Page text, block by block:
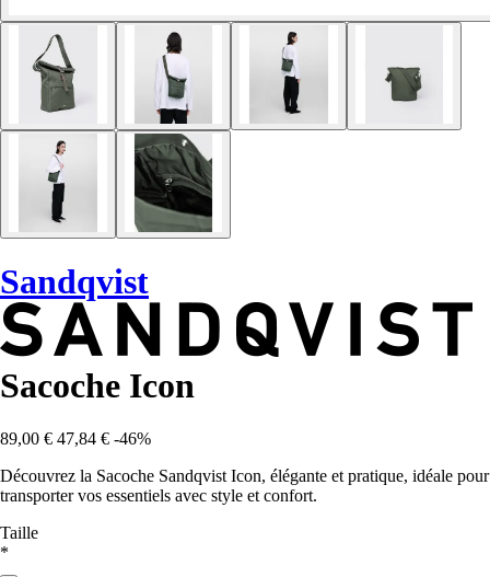
Sandqvist
Sacoche Icon
89,00 € 47,84 € -46%
Découvrez la Sacoche Sandqvist Icon, élégante et pratique, idéale pour
transporter vos essentiels avec style et confort.
Taille
*